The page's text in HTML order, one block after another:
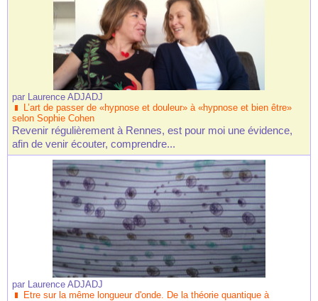
par Laurence ADJADJ
L’art de passer de «hypnose et douleur» à «hypnose et bien être»
selon Sophie Cohen
Revenir régulièrement à Rennes, est pour moi une évidence,
afin de venir écouter, comprendre...
par Laurence ADJADJ
Etre sur la même longueur d'onde. De la théorie quantique à